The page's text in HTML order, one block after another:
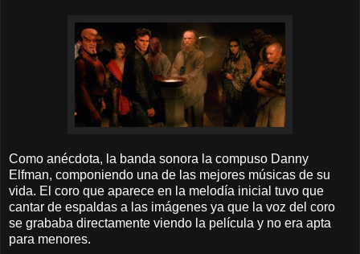
Como anécdota, la banda sonora la compuso Danny
Elfman, componiendo una de las mejores músicas de su
vida. El coro que aparece en la melodía inicial tuvo que
cantar de espaldas a las imágenes ya que la voz del coro
se grababa directamente viendo la película y no era apta
para menores.